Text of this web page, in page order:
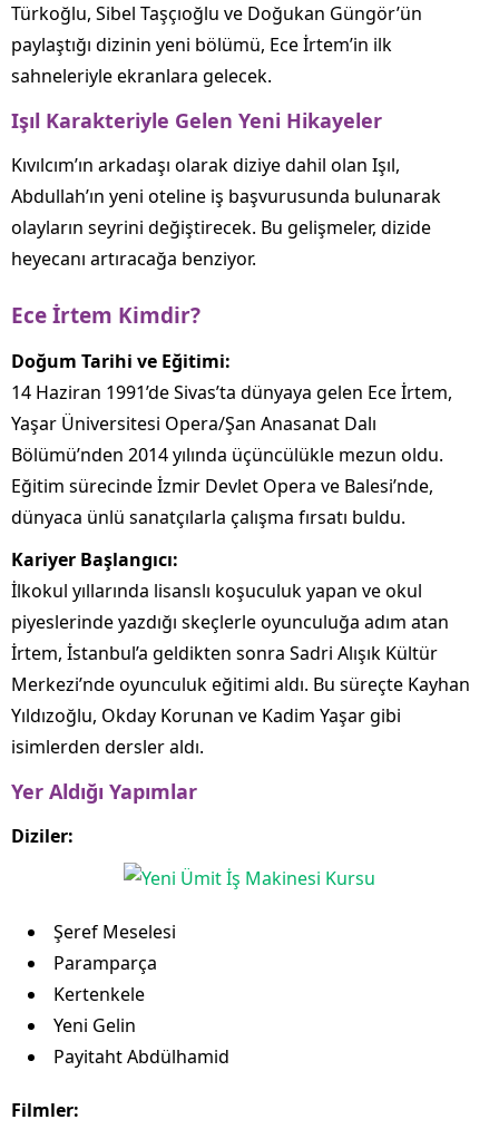
Türkoğlu, Sibel Taşçıoğlu ve Doğukan Güngör’ün
paylaştığı dizinin yeni bölümü, Ece İrtem’in ilk
sahneleriyle ekranlara gelecek.
Işıl Karakteriyle Gelen Yeni Hikayeler
Kıvılcım’ın arkadaşı olarak diziye dahil olan Işıl,
Abdullah’ın yeni oteline iş başvurusunda bulunarak
olayların seyrini değiştirecek. Bu gelişmeler, dizide
heyecanı artıracağa benziyor.
Ece İrtem Kimdir?
Doğum Tarihi ve Eğitimi:
14 Haziran 1991’de Sivas’ta dünyaya gelen Ece İrtem,
Yaşar Üniversitesi Opera/Şan Anasanat Dalı
Bölümü’nden 2014 yılında üçüncülükle mezun oldu.
Eğitim sürecinde İzmir Devlet Opera ve Balesi’nde,
dünyaca ünlü sanatçılarla çalışma fırsatı buldu.
Kariyer Başlangıcı:
İlkokul yıllarında lisanslı koşuculuk yapan ve okul
piyeslerinde yazdığı skeçlerle oyunculuğa adım atan
İrtem, İstanbul’a geldikten sonra Sadri Alışık Kültür
Merkezi’nde oyunculuk eğitimi aldı. Bu süreçte Kayhan
Yıldızoğlu, Okday Korunan ve Kadim Yaşar gibi
isimlerden dersler aldı.
Yer Aldığı Yapımlar
Diziler:
Şeref Meselesi
Paramparça
Kertenkele
Yeni Gelin
Payitaht Abdülhamid
Filmler: